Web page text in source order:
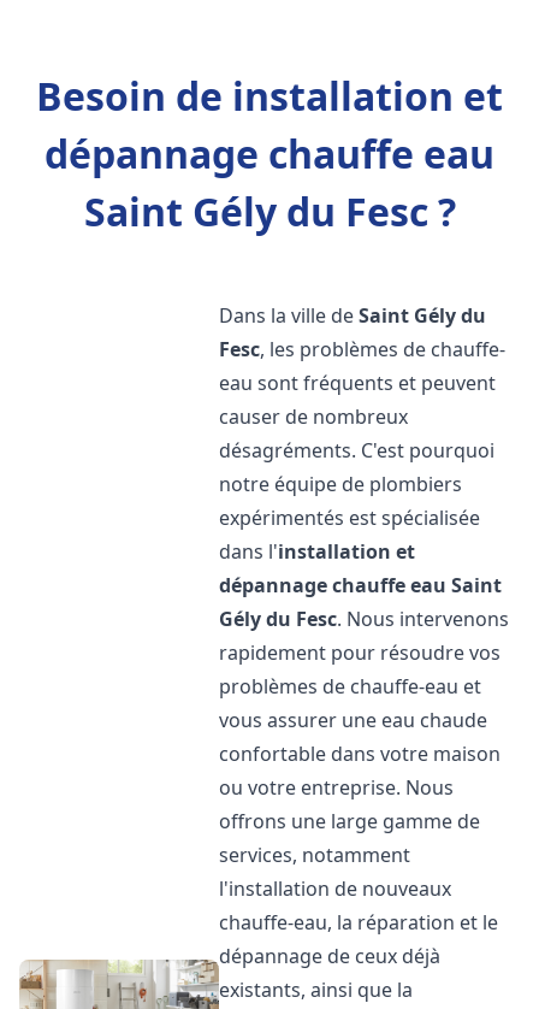
Besoin de installation et
dépannage chauffe eau
Saint Gély du Fesc ?
Dans la ville deSaint Gély du
Fesc, les problèmes de chauffe-
eau sont fréquents et peuvent
causer de nombreux
désagréments. C'est pourquoi
notre équipe de plombiers
expérimentés est spécialisée
dans l'installation et
dépannage chauffe eau Saint
Gély du Fesc. Nous intervenons
rapidement pour résoudre vos
problèmes de chauffe-eau et
vous assurer une eau chaude
confortable dans votre maison
ou votre entreprise. Nous
offrons une large gamme de
services, notamment
l'installation de nouveaux
chauffe-eau, la réparation et le
dépannage de ceux déjà
existants, ainsi que la